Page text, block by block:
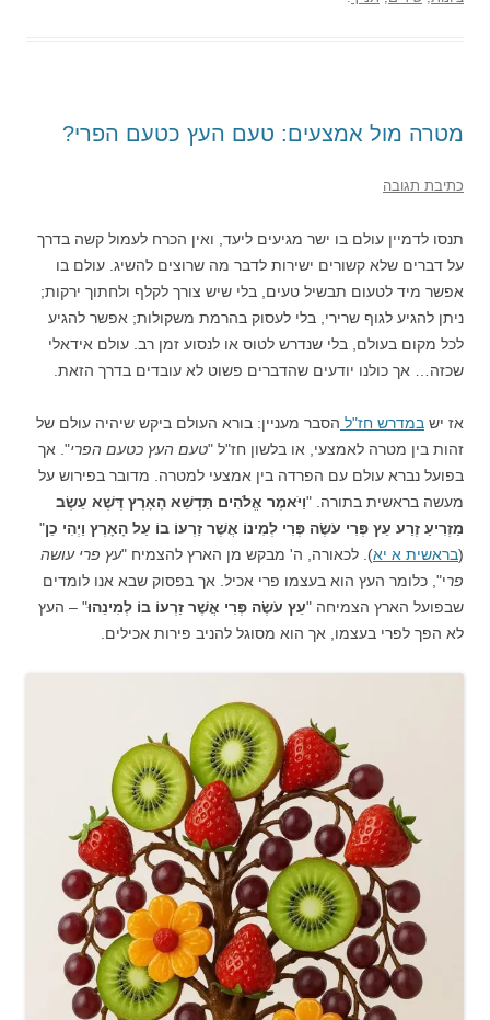
מטרה מול אמצעים: טעם העץ כטעם הפרי?
כתיבת תגובה
תנסו לדמיין עולם בו ישר מגיעים ליעד, ואין הכרח לעמול קשה בדרך
על דברים שלא קשורים ישירות לדבר מה שרוצים להשיג. עולם בו
אפשר מיד לטעום תבשיל טעים, בלי שיש צורך לקלף ולחתוך ירקות;
ניתן להגיע לגוף שרירי, בלי לעסוק בהרמת משקולות; אפשר להגיע
לכל מקום בעולם, בלי שנדרש לטוס או לנסוע זמן רב. עולם אידאלי
שכזה… אך כולנו יודעים שהדברים פשוט לא עובדים בדרך הזאת.
אז יש במדרש חז"ל הסבר מעניין: בורא העולם ביקש שיהיה עולם של
זהות בין מטרה לאמצעי, או בלשון חז"ל "טעם העץ כטעם הפרי". אך
בפועל נברא עולם עם הפרדה בין אמצעי למטרה. מדובר בפירוש על
מעשה בראשית בתורה. "וַיֹּאמֶר אֱלֹהִים תַּדְשֵׁא הָאָרֶץ דֶּשֶׁא עֵשֶׂב
מַזְרִיעַ זֶרַע עֵץ פְּרִי עֹשֶׂה פְּרִי לְמִינוֹ אֲשֶׁר זַרְעוֹ בוֹ עַל הָאָרֶץ וַיְהִי כֵן"
(בראשית א יא). לכאורה, ה' מבקש מן הארץ להצמיח "עץ פרי עושה
פרי", כלומר העץ הוא בעצמו פרי אכיל. אך בפסוק שבא אנו לומדים
שבפועל הארץ הצמיחה "עֵץ עֹשֶׂה פְּרִי אֲשֶׁר זַרְעוֹ בוֹ לְמִינֵהוּ" – העץ
לא הפך לפרי בעצמו, אך הוא מסוגל להניב פירות אכילים.